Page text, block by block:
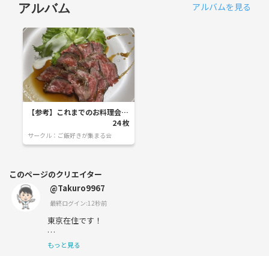
アルバム アルバムを見る
【参考】これまでのお料理会時
24枚
サークル： ご飯好きが集まる会
このページのクリエイター
@Takuro9967
最終ログイン:12秒前
東京在住です！
板前やってましたので料理は得意なので、お料理作ってみ
もっと見る